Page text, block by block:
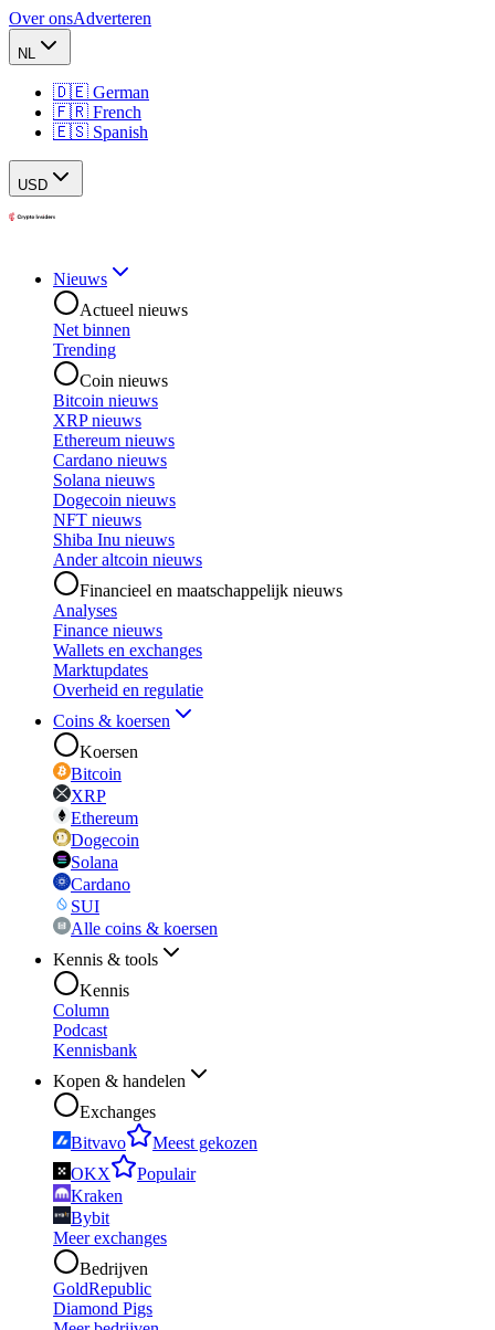
Over onsAdverteren
NL
🇩🇪 German
🇫🇷 French
🇪🇸 Spanish
USD
Nieuws
Actueel nieuws
Net binnen
Trending
Coin nieuws
Bitcoin nieuws
XRP nieuws
Ethereum nieuws
Cardano nieuws
Solana nieuws
Dogecoin nieuws
NFT nieuws
Shiba Inu nieuws
Ander altcoin nieuws
Financieel en maatschappelijk nieuws
Analyses
Finance nieuws
Wallets en exchanges
Marktupdates
Overheid en regulatie
Coins & koersen
Koersen
Bitcoin
XRP
Ethereum
Dogecoin
Solana
Cardano
SUI
Alle coins & koersen
Kennis & tools
Kennis
Column
Podcast
Kennisbank
Kopen & handelen
Exchanges
Bitvavo
Meest gekozen
OKX
Populair
Kraken
Bybit
Meer exchanges
Bedrijven
GoldRepublic
Diamond Pigs